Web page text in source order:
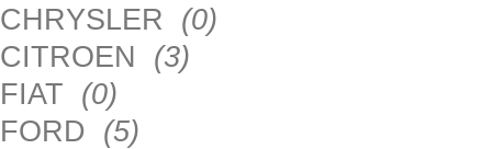
CHRYSLER (0)
CITROEN (3)
FIAT (0)
FORD (5)